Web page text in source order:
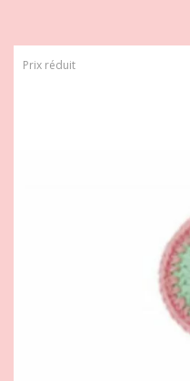
Prix réduit